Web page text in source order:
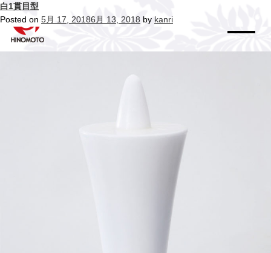
月:2018年5月
白1貫目型
Posted on 5月 17, 20186月 13, 2018 by kanri